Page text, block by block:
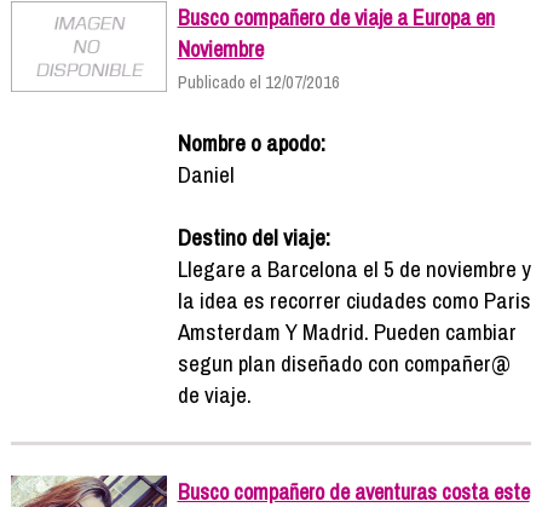
Busco compañero de viaje a Europa en
Noviembre
Publicado el 12/07/2016
Nombre o apodo:
Daniel
Destino del viaje:
Llegare a Barcelona el 5 de noviembre y
la idea es recorrer ciudades como Paris
Amsterdam Y Madrid. Pueden cambiar
segun plan diseñado con compañer@
de viaje.
Busco compañero de aventuras costa este